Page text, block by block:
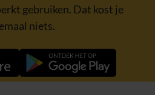
gebruiken. Dat kost je
niets.